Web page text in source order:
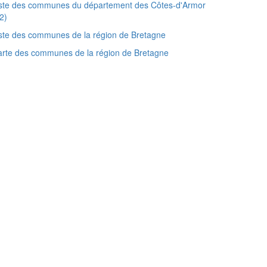
des communes du département des Côtes-d'Armor
des communes de la région de Bretagne
des communes de la région de Bretagne